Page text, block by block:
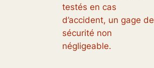
testés en cas
d’accident, un gage de
sécurité non
négligeable.